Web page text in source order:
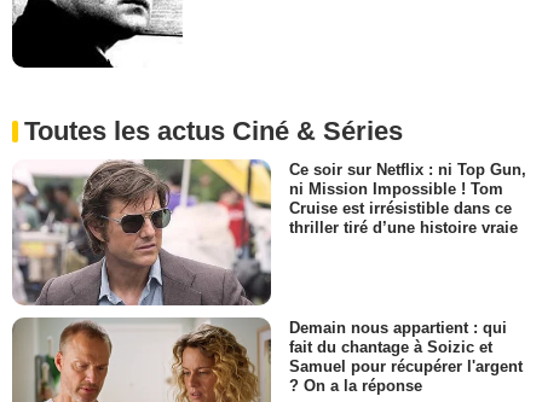
Toutes les actus Ciné & Séries
Ce soir sur Netflix : ni Top Gun,
ni Mission Impossible ! Tom
Cruise est irrésistible dans ce
thriller tiré d’une histoire vraie
Demain nous appartient : qui
fait du chantage à Soizic et
Samuel pour récupérer l'argent
? On a la réponse